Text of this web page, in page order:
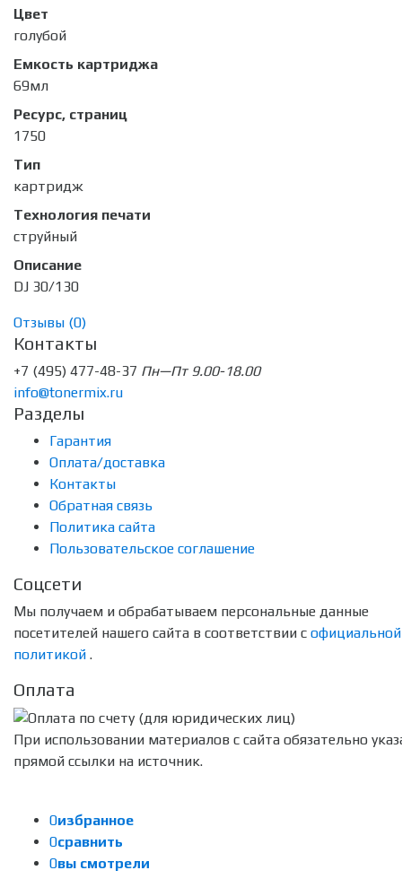
Цвет
голубой
Емкость картриджа
69мл
Ресурс, страниц
1750
Тип
картридж
Технология печати
струйный
Описание
DJ 30/130
Отзывы (0)
Контакты
+7 (495) 477-48-37 Пн—Пт 9.00-18.00
info@tonermix.ru
Разделы
Гарантия
Оплата/доставка
Контакты
Обратная связь
Политика сайта
Пользовательское соглашение
Соцсети
Мы получаем и обрабатываем персональные данные
посетителей нашего сайта в соответствии с официальной
политикой .
Оплата
При использовании материалов с сайта обязательно
прямой ссылки на источник.
0избранное
0сравнить
0вы смотрели